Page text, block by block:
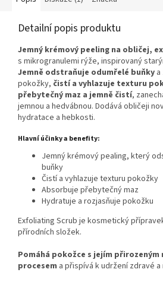
Detailní popis produktu
Jemný krémový peeling na obličej,
s mikrogranulemi rýže, inspirovaný
Jemně odstraňuje odumřelé buňky
pokožky, čistí a vyhlazuje texturu
přebytečný maz a jemně čistí,
jemnou a hedvábnou. Dodává obličeji
hydratace a hebkosti.
Hlavní účinky a benefity:
Jemný krémový pealing, který o
buňky
Čistí a vyhlazuje texturu pokožky
Absorbuje přebytečný maz
Hydratuje a rozjasňuje pokožku
Exfoliating Scrub je kosmetický
přírodních složek.
Pomáhá pokožce s jejím přirozeným
procesem a přispívá k udržení zdravé